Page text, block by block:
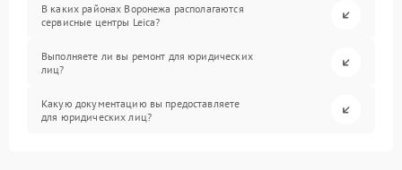
В каких районах Воронежа располагаются
сервисные центры Leica?
Выполняете ли вы ремонт для юридических
лиц?
Какую документацию вы предоставляете
для юридических лиц?